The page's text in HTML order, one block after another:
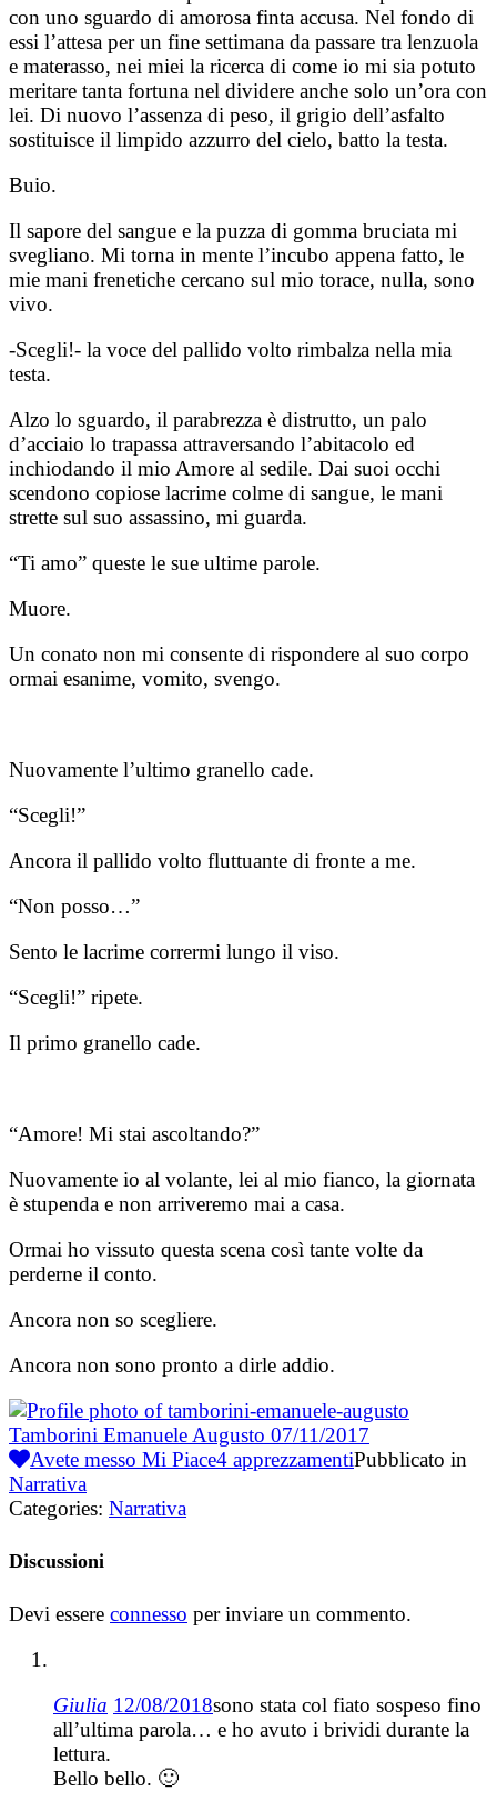
con uno sguardo di amorosa finta accusa. Nel fondo di
essi l’attesa per un fine settimana da passare tra lenzuola
e materasso, nei miei la ricerca di come io mi sia potuto
meritare tanta fortuna nel dividere anche solo un’ora con
lei. Di nuovo l’assenza di peso, il grigio dell’asfalto
sostituisce il limpido azzurro del cielo, batto la testa.
Buio.
Il sapore del sangue e la puzza di gomma bruciata mi
svegliano. Mi torna in mente l’incubo appena fatto, le
mie mani frenetiche cercano sul mio torace, nulla, sono
vivo.
-Scegli!- la voce del pallido volto rimbalza nella mia
testa.
Alzo lo sguardo, il parabrezza è distrutto, un palo
d’acciaio lo trapassa attraversando l’abitacolo ed
inchiodando il mio Amore al sedile. Dai suoi occhi
scendono copiose lacrime colme di sangue, le mani
strette sul suo assassino, mi guarda.
“Ti amo” queste le sue ultime parole.
Muore.
Un conato non mi consente di rispondere al suo corpo
ormai esanime, vomito, svengo.
Nuovamente l’ultimo granello cade.
“Scegli!”
Ancora il pallido volto fluttuante di fronte a me.
“Non posso…”
Sento le lacrime corrermi lungo il viso.
“Scegli!” ripete.
Il primo granello cade.
“Amore! Mi stai ascoltando?”
Nuovamente io al volante, lei al mio fianco, la giornata
è stupenda e non arriveremo mai a casa.
Ormai ho vissuto questa scena così tante volte da
perderne il conto.
Ancora non so scegliere.
Ancora non sono pronto a dirle addio.
Tamborini Emanuele Augusto 07/11/2017
Avete messo Mi Piace4 apprezzamentiPubblicato in
Narrativa
Categories: Narrativa
Discussioni
Devi essere connesso per inviare un commento.
Giulia 12/08/2018sono stata col fiato sospeso fino
all’ultima parola… e ho avuto i brividi durante la
lettura.
Bello bello. 🙂